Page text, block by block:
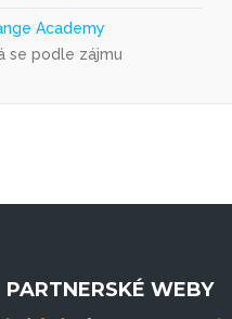
Academy
se podle zájmu
PARTNERSKÉ WEBY